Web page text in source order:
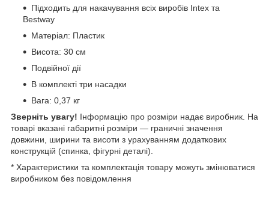
Підходить для накачування всіх виробів Intex та
Bestway
Матеріал: Пластик
Висота: 30 см
Подвійної дії
В комплекті три насадки
Вага: 0,37 кг
Зверніть увагу! Інформацію про розміри надає виробник. На
товарі вказані габаритні розміри — граничні значення
довжини, ширини та висоти з урахуванням додаткових
конструкцій (спинка, фігурні деталі).
* Характеристики та комплектація товару можуть змінюватися
виробником без повідомлення